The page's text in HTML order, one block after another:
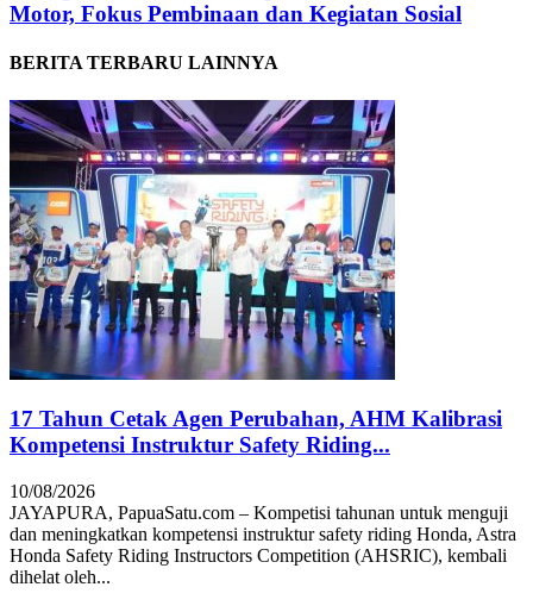
Motor, Fokus Pembinaan dan Kegiatan Sosial
BERITA TERBARU LAINNYA
17 Tahun Cetak Agen Perubahan, AHM Kalibrasi
Kompetensi Instruktur Safety Riding...
10/08/2026
JAYAPURA, PapuaSatu.com – Kompetisi tahunan untuk menguji
dan meningkatkan kompetensi instruktur safety riding Honda, Astra
Honda Safety Riding Instructors Competition (AHSRIC), kembali
dihelat oleh...